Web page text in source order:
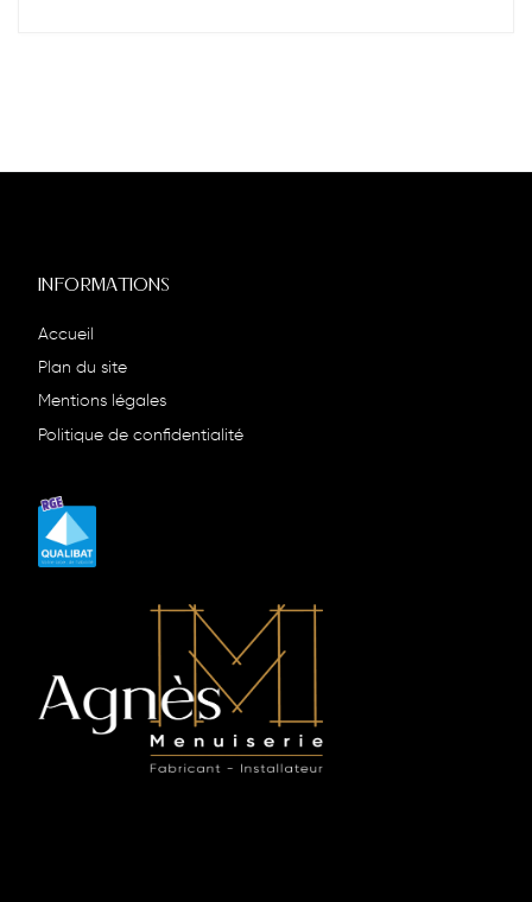
INFORMATIONS
Accueil
Plan du site
Mentions légales
Politique de confidentialité